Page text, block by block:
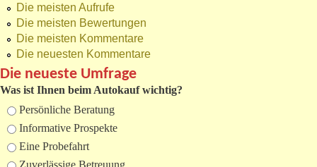
Die meisten Aufrufe
Die meisten Bewertungen
Die meisten Kommentare
Die neuesten Kommentare
Die neueste Umfrage
Was ist Ihnen beim Autokauf wichtig?
Auswahlmöglichkeiten
Persönliche Beratung
Informative Prospekte
Eine Probefahrt